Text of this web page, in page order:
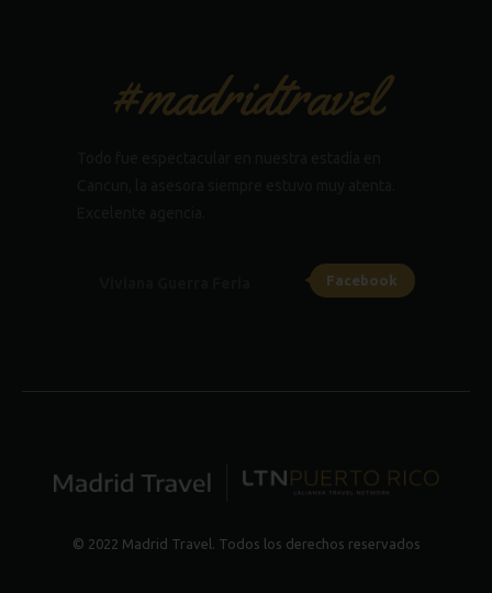
#madridtravel
Facebook
© 2022 Madrid Travel. Todos los derechos reservados